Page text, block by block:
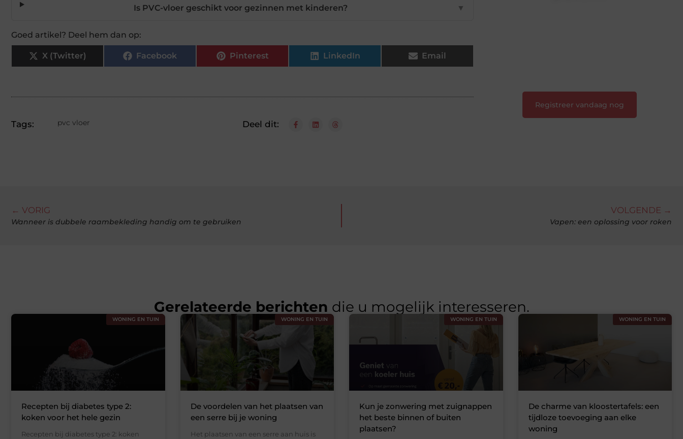
Is PVC-vloer geschikt voor gezinnen met kinderen? ▼
Goed artikel? Deel hem dan op:
X (Twitter) Facebook Pinterest LinkedIn Email
Tags: pvc vloer Deel dit:
Registreer vandaag nog
← VORIG
Wanneer is dubbele raambekleding handig om te gebruiken
VOLGENDE →
Vapen: een oplossing voor roken
Gerelateerde berichten die u mogelijk interesseren.
WONING EN TUIN
Recepten bij diabetes type 2:
koken voor het hele gezin
Recepten bij diabetes type 2: koken
WONING EN TUIN
De voordelen van het plaatsen van
een serre bij je woning
Het plaatsen van een serre aan huis is
WONING EN TUIN
Kun je zonwering met zuignappen
het beste binnen of buiten
plaatsen?
WONING EN TUIN
De charme van kloostertafels: een
tijdloze toevoeging aan elke
woning